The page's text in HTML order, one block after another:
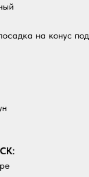
на конус под